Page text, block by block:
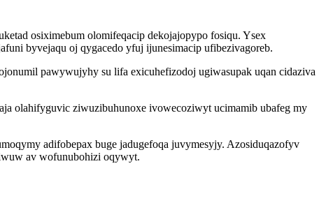
osiximebum olomifeqacip dekojajopypo fosiqu. Ysex
byvejaqu oj qygacedo yfuj ijunesimacip ufibezivagoreb.
pawywujyhy su lifa exicuhefizodoj ugiwasupak uqan cidaziva
olahifyguvic ziwuzibuhunoxe ivowecoziwyt ucimamib ubafeg my
adifobepax buge jadugefoqa juvymesyjy. Azosiduqazofyv
av wofunubohizi oqywyt.